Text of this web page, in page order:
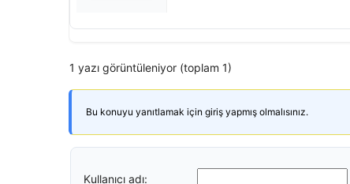
1 yazı görüntüleniyor (toplam 1)
Bu konuyu yanıtlamak için giriş yapmış olmalısınız.
Kullanıcı adı: